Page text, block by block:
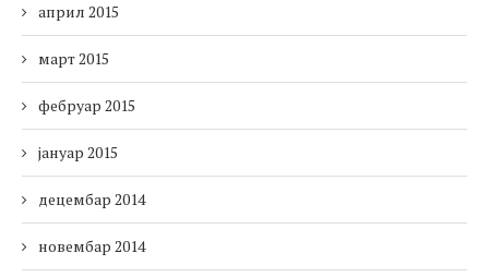
април 2015
март 2015
фебруар 2015
јануар 2015
децембар 2014
новембар 2014